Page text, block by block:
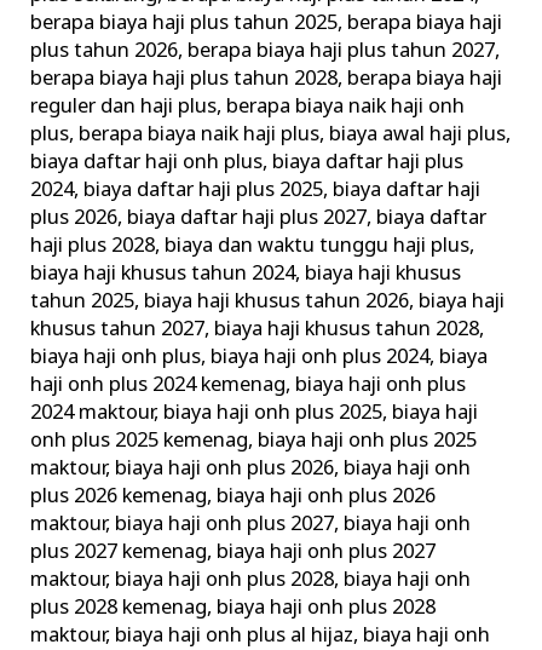
berapa biaya haji plus tahun 2025, berapa biaya haji
plus tahun 2026, berapa biaya haji plus tahun 2027,
berapa biaya haji plus tahun 2028, berapa biaya haji
reguler dan haji plus, berapa biaya naik haji onh
plus, berapa biaya naik haji plus, biaya awal haji plus,
biaya daftar haji onh plus, biaya daftar haji plus
2024, biaya daftar haji plus 2025, biaya daftar haji
plus 2026, biaya daftar haji plus 2027, biaya daftar
haji plus 2028, biaya dan waktu tunggu haji plus,
biaya haji khusus tahun 2024, biaya haji khusus
tahun 2025, biaya haji khusus tahun 2026, biaya haji
khusus tahun 2027, biaya haji khusus tahun 2028,
biaya haji onh plus, biaya haji onh plus 2024, biaya
haji onh plus 2024 kemenag, biaya haji onh plus
2024 maktour, biaya haji onh plus 2025, biaya haji
onh plus 2025 kemenag, biaya haji onh plus 2025
maktour, biaya haji onh plus 2026, biaya haji onh
plus 2026 kemenag, biaya haji onh plus 2026
maktour, biaya haji onh plus 2027, biaya haji onh
plus 2027 kemenag, biaya haji onh plus 2027
maktour, biaya haji onh plus 2028, biaya haji onh
plus 2028 kemenag, biaya haji onh plus 2028
maktour, biaya haji onh plus al hijaz, biaya haji onh